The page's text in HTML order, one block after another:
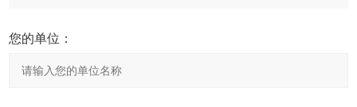
您的单位：